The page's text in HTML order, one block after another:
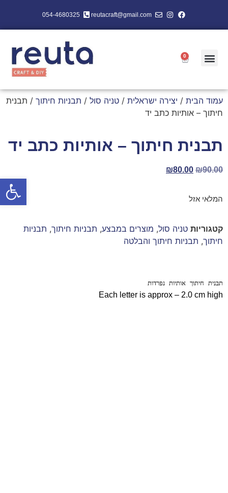
פתח
reutacraft@gmail.com
054-4680325
0
עמוד הבית / יצירה ישראלית / טניה סול / תבניות חיתוך / תבנית
חיתוך – אותיות כתב יד
תבנית חיתוך – אותיות כתב יד
₪90.00
₪80.00
המלאי אזל
קטגוריות טניה סול, מוצרים במבצע, תבניות חיתוך, תבניות
חיתוך, תבניות חיתוך והבלטה
תבנית חיתוך אותיות נפרדות
Each letter is approx – 2.0 cm high